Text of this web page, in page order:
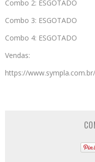
Combo 2: ESGOTADO
Combo 3: ESGOTADO
Combo 4: ESGOTADO
Vendas:
https://